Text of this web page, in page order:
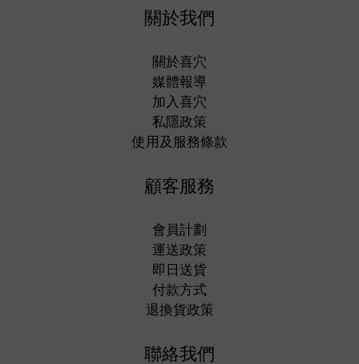
關於我們
關於喜穴
媒體報導
加入喜穴
私隱政策
使用及服務條款
顧客服務
會員計劃
運送政策
即日送貨
付款方式
退換貨政策
聯絡我們